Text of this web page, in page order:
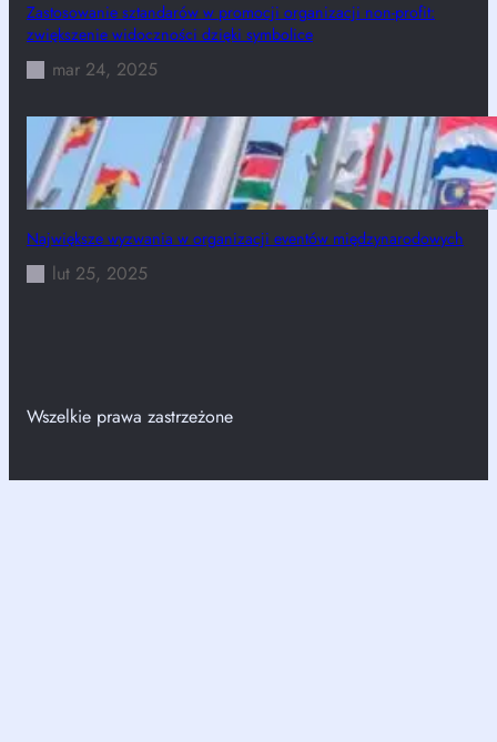
Zastosowanie sztandarów w promocji organizacji non-profit:
zwiększenie widoczności dzięki symbolice
mar 24, 2025
Największe wyzwania w organizacji eventów międzynarodowych
lut 25, 2025
Wszelkie prawa zastrzeżone